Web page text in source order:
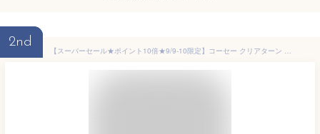
2nd
【スーパーセール★ポイント10倍★9/9-10限定】コーセー クリアターン CICAモイストマスク 40枚入 | フェイスマスク シートマスク パック スキンケア CICA シカ ツボクサエキス 保湿 うるおい 潤い 肌荒れ 乾燥対策 敏感肌